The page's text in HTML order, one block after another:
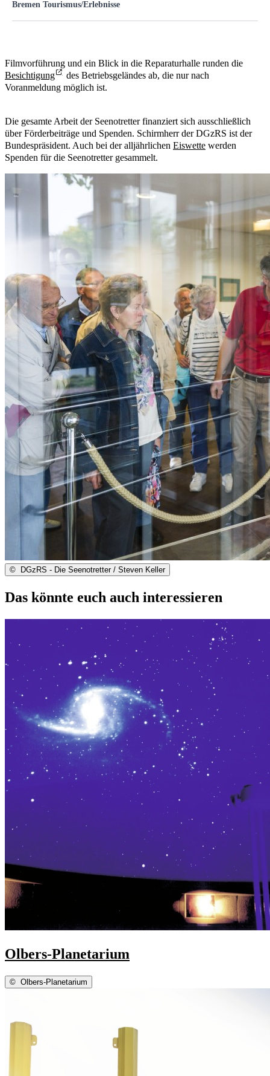
Die Führung bei den Seenotrettern (DGzRS) ist kostenlos und
nicht Bestandteil des Ticketpreises, Spenden sind willkommen.
Nur Du und Dein Guide!
Vereinbare gern einen individuellen Termin nur für Dich und Deine
Gruppe unterSchlachte, Schiffe, Seenotretter (Gruppe)
Bremen Tourismus/Erlebnisse
Filmvorführung und ein Blick in die Reparaturhalle runden die
Besichtigung
des Betriebsgeländes ab, die nur nach
Voranmeldung möglich ist.
Die gesamte Arbeit der Seenotretter finanziert sich ausschließlich
über Förderbeiträge und Spenden. Schirmherr der DGzRS ist der
Bundespräsident. Auch bei der alljährlichen Eiswette werden
Spenden für die Seenotretter gesammelt.
© DGzRS - Die Seenotretter / Steven Keller
Das könnte euch auch interessieren
Olbers-Planetarium
© Olbers-Planetarium